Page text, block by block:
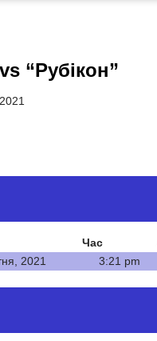
“Рубікон”
Час
2021
3:21 pm